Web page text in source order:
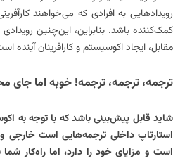
رویدادهایی به افرادی که می‌خواهند
کمک‌کننده باشد. بنابراین، این‌چنین
مقابل، ایجاد اکوسیستم و کارافرینان آینده
ترجمه، ترجمه، ترجمه! خوبه اما جای
شاید قابل پیش‌بینی باشد که با توجه به
استارتاپ داخلی ترجمه‌هایی است خارجی و
است و مزایای خود را دارد، اما راه‌کار